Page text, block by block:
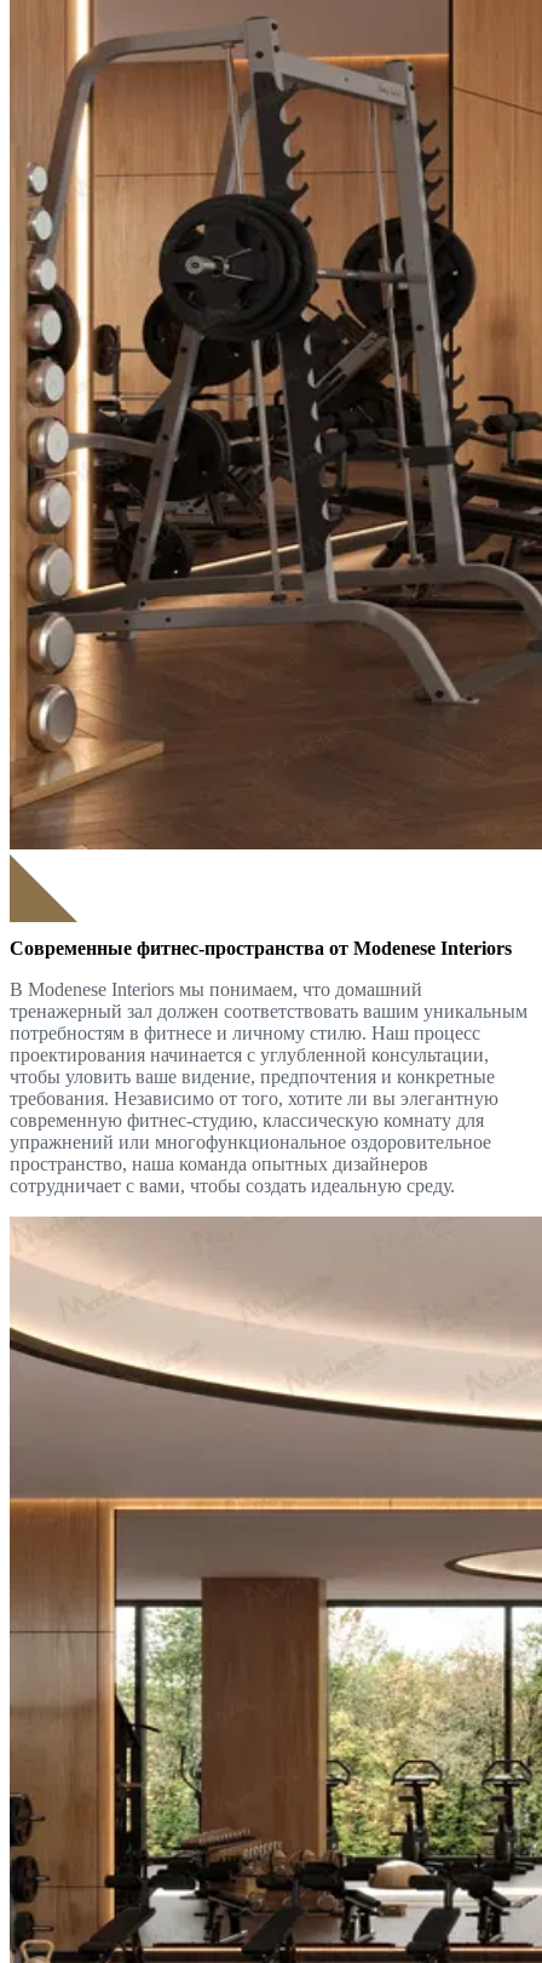
Современные фитнес-пространства от Modenese Interiors
В Modenese Interiors мы понимаем, что домашний
тренажерный зал должен соответствовать вашим уникальным
потребностям в фитнесе и личному стилю. Наш процесс
проектирования начинается с углубленной консультации,
чтобы уловить ваше видение, предпочтения и конкретные
требования. Независимо от того, хотите ли вы элегантную
современную фитнес-студию, классическую комнату для
упражнений или многофункциональное оздоровительное
пространство, наша команда опытных дизайнеров
сотрудничает с вами, чтобы создать идеальную среду.